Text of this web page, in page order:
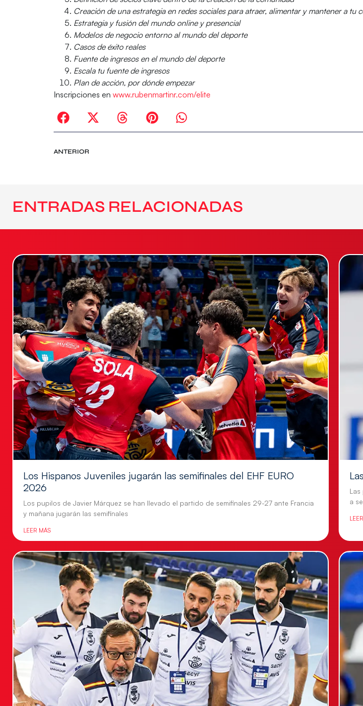
Creación de una estrategia en redes sociales para atraer, alimentar y mantener a tu
Estrategia y fusión del mundo online y presencial
Modelos de negocio entorno al mundo del deporte
Casos de éxito reales
Fuente de ingresos en el mundo del deporte
Escala tu fuente de ingresos
Plan de acción, por dónde empezar
Inscripciones en www.rubenmartinr.com/elite
ANTERIOR
ENTRADAS RELACIONADAS
Los Hispanos Juveniles jugarán las semifinales del EHF EURO
2026
Los pupilos de Javier Márquez se han llevado el partido de semifinales 29-27 ante Francia
y mañana jugarán las semifinales
LEER MÁS
a